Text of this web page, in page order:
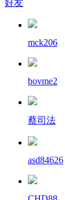
好友
mck206
bovme2
蔡司法
asd84626